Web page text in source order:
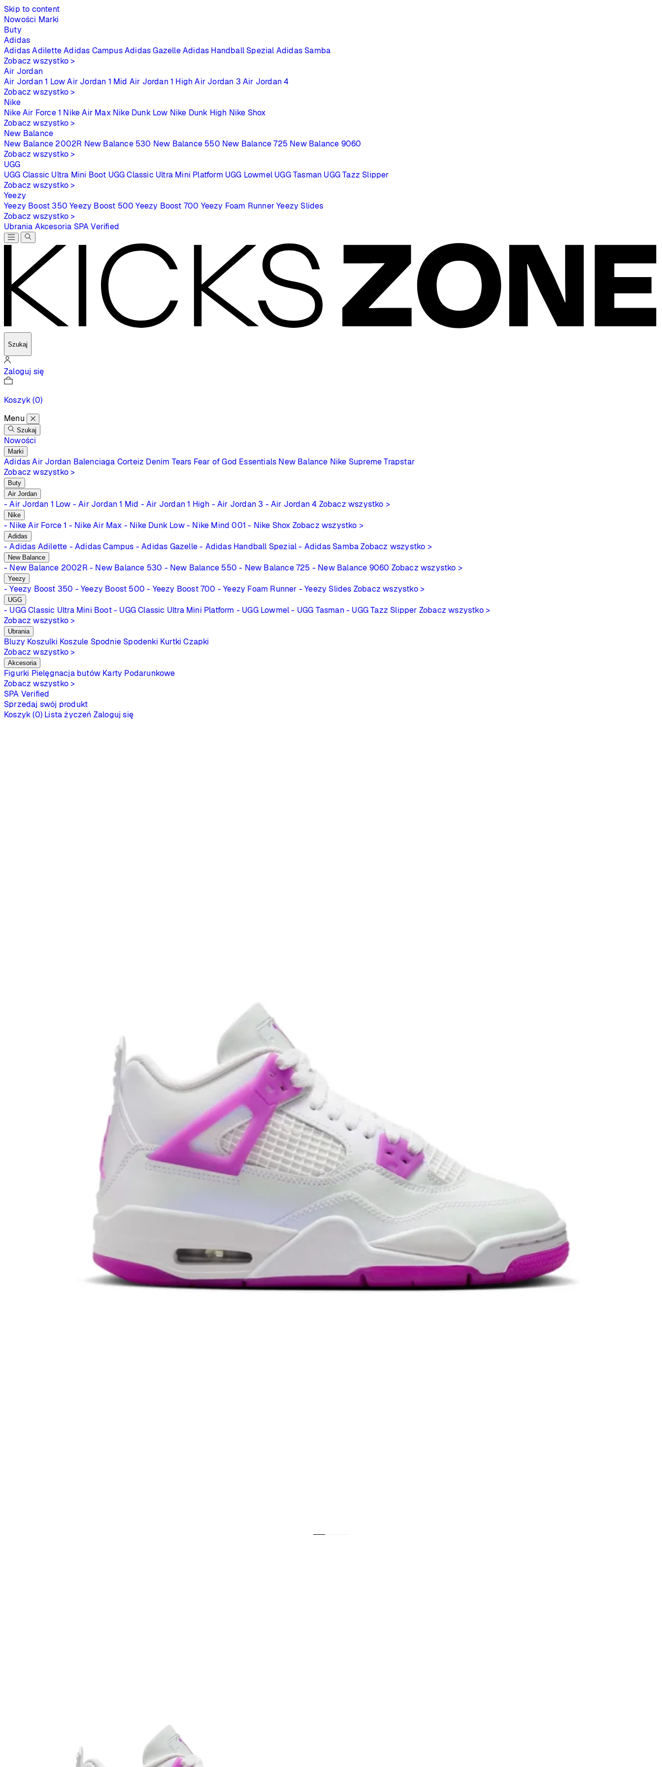
Skip to content
Nowości Marki
Buty
Adidas
Adidas Adilette Adidas Campus Adidas Gazelle Adidas Handball Spezial Adidas Samba
Zobacz wszystko >
Air Jordan
Air Jordan 1 Low Air Jordan 1 Mid Air Jordan 1 High Air Jordan 3 Air Jordan 4
Zobacz wszystko >
Nike
Nike Air Force 1 Nike Air Max Nike Dunk Low Nike Dunk High Nike Shox
Zobacz wszystko >
New Balance
New Balance 2002R New Balance 530 New Balance 550 New Balance 725 New Balance 9060
Zobacz wszystko >
UGG
UGG Classic Ultra Mini Boot UGG Classic Ultra Mini Platform UGG Lowmel UGG Tasman UGG Tazz Slipper
Zobacz wszystko >
Yeezy
Yeezy Boost 350 Yeezy Boost 500 Yeezy Boost 700 Yeezy Foam Runner Yeezy Slides
Zobacz wszystko >
Ubrania Akcesoria SPAVerified
Szukaj
Zaloguj się
Koszyk(0)
Menu
Szukaj
Nowości
Marki
Adidas Air Jordan Balenciaga Corteiz Denim Tears Fear of God Essentials New Balance Nike Supreme Trapstar
Zobacz wszystko >
Buty
Air Jordan
- Air Jordan 1 Low - Air Jordan 1 Mid - Air Jordan 1 High - Air Jordan 3 - Air Jordan 4 Zobacz wszystko >
Nike
- Nike Air Force 1 - Nike Air Max - Nike Dunk Low - Nike Mind 001 - Nike Shox Zobacz wszystko >
Adidas
- Adidas Adilette - Adidas Campus - Adidas Gazelle - Adidas Handball Spezial - Adidas Samba Zobacz wszystko >
New Balance
- New Balance 2002R - New Balance 530 - New Balance 550 - New Balance 725 - New Balance 9060 Zobacz wszystko >
Yeezy
- Yeezy Boost 350 - Yeezy Boost 500 - Yeezy Boost 700 - Yeezy Foam Runner - Yeezy Slides Zobacz wszystko >
UGG
- UGG Classic Ultra Mini Boot - UGG Classic Ultra Mini Platform - UGG Lowmel - UGG Tasman - UGG Tazz Slipper Zobacz wszystko >
Zobacz wszystko >
Ubrania
Bluzy Koszulki Koszule Spodnie Spodenki Kurtki Czapki
Zobacz wszystko >
Akcesoria
Figurki Pielęgnacja butów Karty Podarunkowe
Zobacz wszystko >
SPA Verified
Sprzedaj swój produkt
Koszyk (0) Lista życzeń Zaloguj się